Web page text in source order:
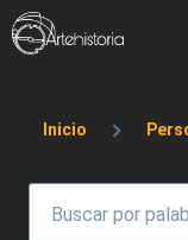
Pasar al contenido
Inicio